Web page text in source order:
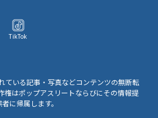
TikTok
ている記事・写真などコンテンツの無断転
権はポップアスリートならびにその情報提
者に帰属します。